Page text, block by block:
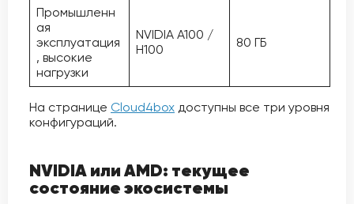
Промышленн
ая
эксплуатация
, высокие
нагрузки
NVIDIA A100 /
H100
80 ГБ
На странице Cloud4box доступны все три уровня
конфигураций.
NVIDIA или AMD: текущее
состояние экосистемы